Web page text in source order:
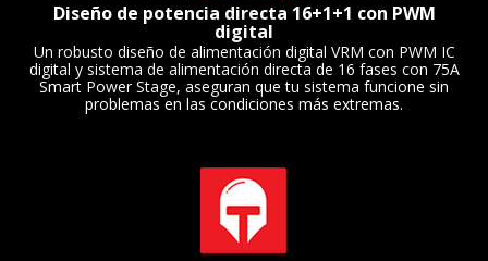
Diseño de potencia directa 16+1+1 con PWM
digital
Un robusto diseño de alimentación digital VRM con PWM IC
digital y sistema de alimentación directa de 16 fases con 75A
Smart Power Stage, aseguran que tu sistema funcione sin
problemas en las condiciones más extremas.